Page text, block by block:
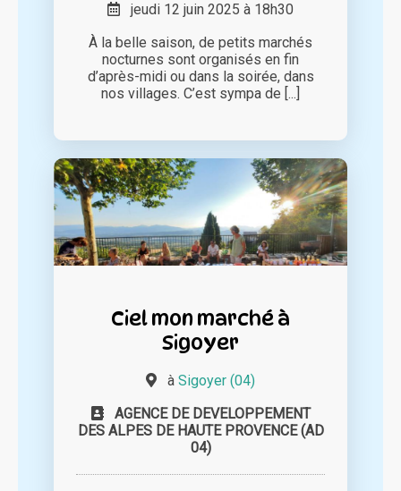
jeudi 12 juin 2025 à 18h30
À la belle saison, de petits marchés
nocturnes sont organisés en fin
d’après-midi ou dans la soirée, dans
nos villages. C’est sympa de [...]
Ciel mon marché à
Sigoyer
à Sigoyer (04)
AGENCE DE DEVELOPPEMENT
DES ALPES DE HAUTE PROVENCE (AD
04)